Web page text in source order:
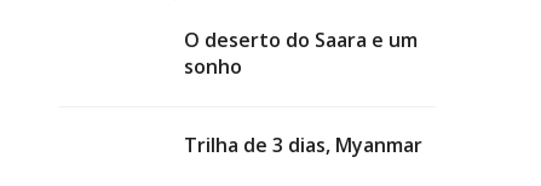
O deserto do Saara e um
sonho
Trilha de 3 dias, Myanmar